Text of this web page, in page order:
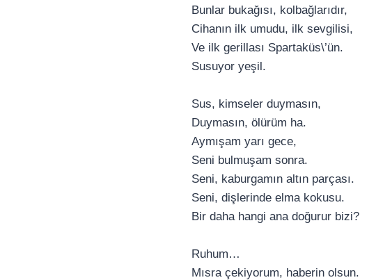
Bunlar bukağısı, kolbağlarıdır,
Cihanın ilk umudu, ilk sevgilisi,
Ve ilk gerillası Spartaküs\’ün.
Susuyor yeşil.
Sus, kimseler duymasın,
Duymasın, ölürüm ha.
Aymışam yarı gece,
Seni bulmuşam sonra.
Seni, kaburgamın altın parçası.
Seni, dişlerinde elma kokusu.
Bir daha hangi ana doğurur bizi?
Ruhum…
Mısra çekiyorum, haberin olsun.